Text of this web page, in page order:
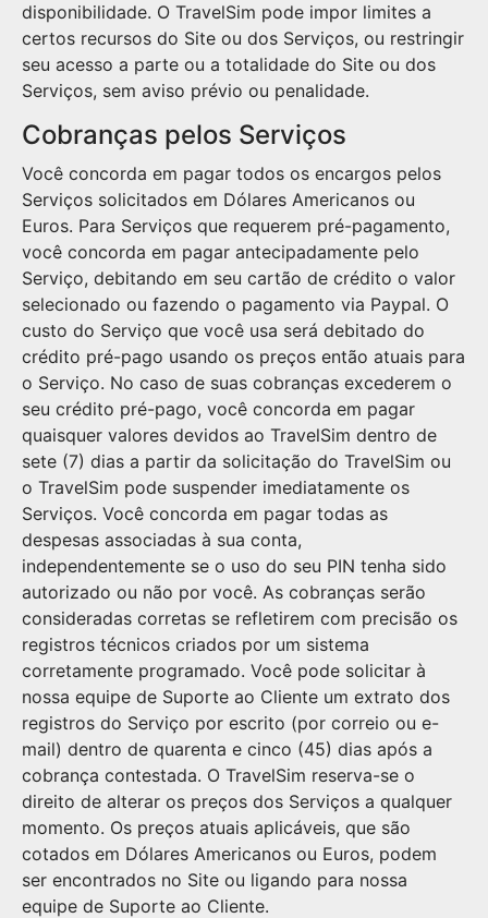
disponibilidade. O TravelSim pode impor limites a
certos recursos do Site ou dos Serviços, ou restringir
seu acesso a parte ou a totalidade do Site ou dos
Serviços, sem aviso prévio ou penalidade.
Cobranças pelos Serviços
Você concorda em pagar todos os encargos pelos
Serviços solicitados em Dólares Americanos ou
Euros. Para Serviços que requerem pré-pagamento,
você concorda em pagar antecipadamente pelo
Serviço, debitando em seu cartão de crédito o valor
selecionado ou fazendo o pagamento via Paypal. O
custo do Serviço que você usa será debitado do
crédito pré-pago usando os preços então atuais para
o Serviço. No caso de suas cobranças excederem o
seu crédito pré-pago, você concorda em pagar
quaisquer valores devidos ao TravelSim dentro de
sete (7) dias a partir da solicitação do TravelSim ou
o TravelSim pode suspender imediatamente os
Serviços. Você concorda em pagar todas as
despesas associadas à sua conta,
independentemente se o uso do seu PIN tenha sido
autorizado ou não por você. As cobranças serão
consideradas corretas se refletirem com precisão os
registros técnicos criados por um sistema
corretamente programado. Você pode solicitar à
nossa equipe de Suporte ao Cliente um extrato dos
registros do Serviço por escrito (por correio ou e-
mail) dentro de quarenta e cinco (45) dias após a
cobrança contestada. O TravelSim reserva-se o
direito de alterar os preços dos Serviços a qualquer
momento. Os preços atuais aplicáveis, que são
cotados em Dólares Americanos ou Euros, podem
ser encontrados no Site ou ligando para nossa
equipe de Suporte ao Cliente.